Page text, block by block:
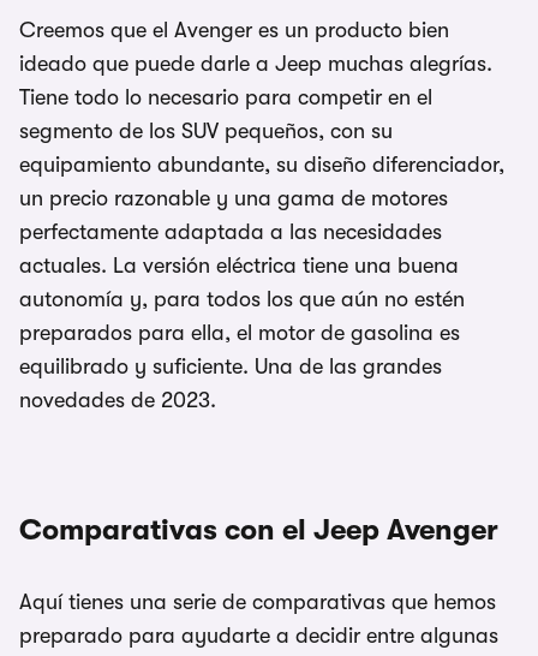
Creemos que el Avenger es un producto bien
ideado que puede darle a Jeep muchas alegrías.
Tiene todo lo necesario para competir en el
segmento de los SUV pequeños, con su
equipamiento abundante, su diseño diferenciador,
un precio razonable y una gama de motores
perfectamente adaptada a las necesidades
actuales. La versión eléctrica tiene una buena
autonomía y, para todos los que aún no estén
preparados para ella, el motor de gasolina es
equilibrado y suficiente. Una de las grandes
novedades de 2023.
Comparativas con el Jeep Avenger
Aquí tienes una serie de comparativas que hemos
preparado para ayudarte a decidir entre algunas